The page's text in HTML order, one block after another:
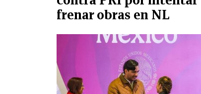
frenar obras en NL